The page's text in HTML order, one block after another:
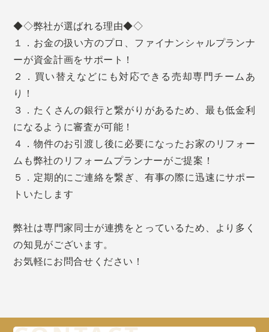
◆◇弊社が選ばれる理由◆◇
１．お金の扱い方のプロ、ファイナンシャルプランナ
ーが資金計画をサポート！
２．買い替えなどにも対応できる売却専門チームあ
り！
３．たくさんの銀行と繋がりがあるため、最も低金利
になるように審査が可能！
４．物件のお引渡し後に必要になったお家のリフォー
ムも弊社のリフォームプランナーがご提案！
５．定期的にご連絡を繋ぎ、有事の際に迅速にサポー
トいたします
弊社は専門家同士が連携をとっているため、より多く
の知見がございます。
お気軽にお問合せください！